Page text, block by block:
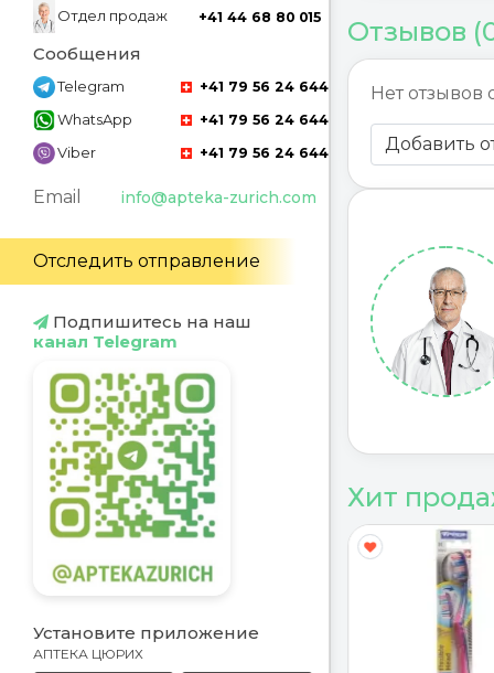
Отдел продаж +41 44 68 80 015
Сообщения
Telegram +41 79 56 24 644
WhatsApp +41 79 56 24 644
Viber +41 79 56 24 644
Email info@apteka-zurich.com
Отследить отправление
Подпишитесь на наш
канал Telegram
Установите приложение
АПТЕКА ЦЮРИХ
Отзывов
Нет отзывов
Добавить
Хит